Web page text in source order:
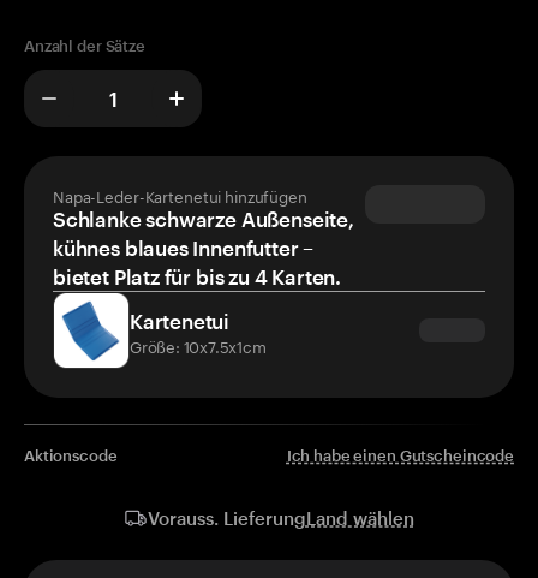
Anzahl der Sätze
Napa-Leder-Kartenetui hinzufügen
Schlanke schwarze Außenseite,
kühnes blaues Innenfutter –
bietet Platz für bis zu 4 Karten.
Kartenetui
Größe: 10x7.5x1cm
Aktionscode Ich habe einen Gutscheincode
Vorauss. LieferungLand wählen